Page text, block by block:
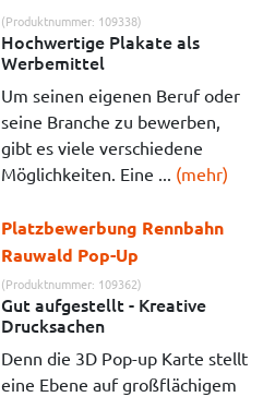
(Produktnummer: 109338)
Hochwertige Plakate als
Werbemittel
Um seinen eigenen Beruf oder
seine Branche zu bewerben,
gibt es viele verschiedene
Möglichkeiten. Eine ... (mehr)
Platzbewerbung Rennbahn
Rauwald Pop-Up
(Produktnummer: 109362)
Gut aufgestellt - Kreative
Drucksachen
Denn die 3D Pop-up Karte stellt
eine Ebene auf großflächigem